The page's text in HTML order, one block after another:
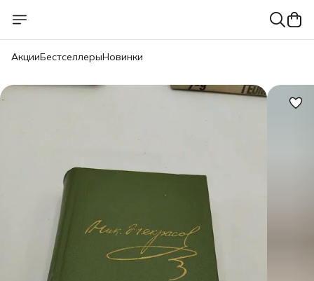
АкцииБестселлерыНовинки